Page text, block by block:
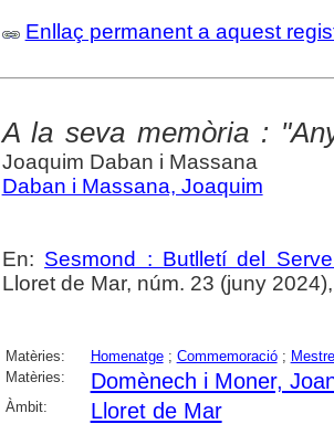
Enllaç permanent a aquest
A la seva memòria :
Joaquim Daban i Massana
Daban i Massana, Joaquim
En: Sesmond : Butlletí del
Lloret de Mar, núm. 23 (juny
Matèries: Homenatge; Commemoració;
Matèries:
Domènech i Moner,
Àmbit: Lloret de Mar